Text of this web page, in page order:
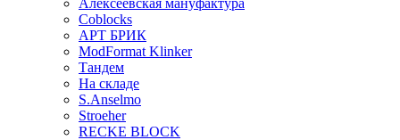
Алексеевская мануфактура
Coblocks
АРТ БРИК
ModFormat Klinker
Тандем
На складе
S.Anselmo
Stroeher
RECKE BLOCK